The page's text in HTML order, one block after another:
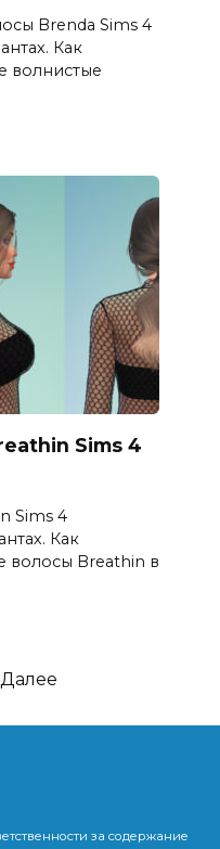
Brenda Sims 4
Как
волнистые
Sims 4
Sims 4
Как
волосы Breathin в
Далее
за содержание